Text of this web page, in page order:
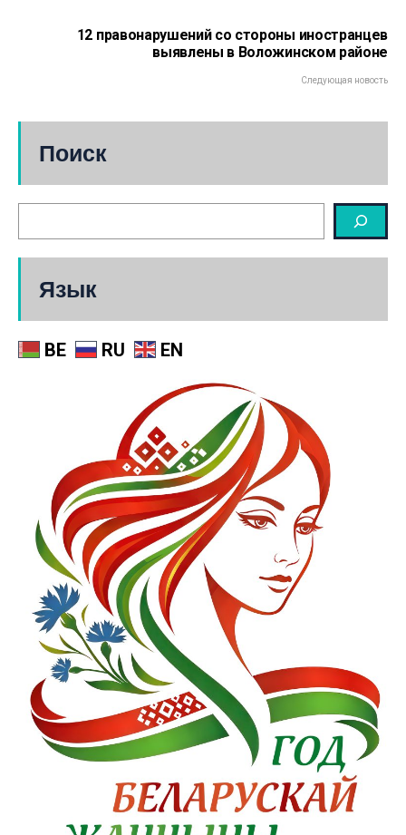
12 правонарушений со стороны иностранцев
выявлены в Воложинском районе
Следующая новость
Поиск
Язык
BE RU EN